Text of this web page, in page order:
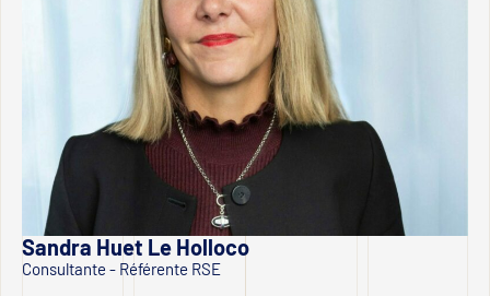
Sandra Huet Le Holloco
Consultante - Référente RSE